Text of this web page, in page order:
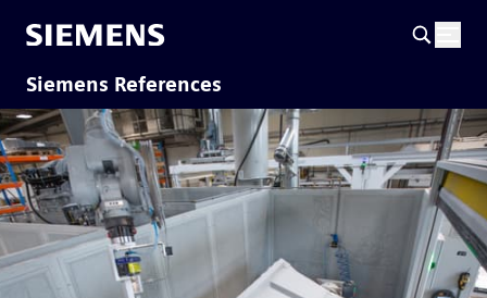
Siemens References